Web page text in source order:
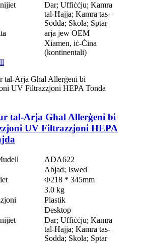
Dar; Uffiċċju; Kamra
tal-Ħajja; Kamra tas-
Sodda; Skola; Sptar
arja jew OEM
Xiamen, iċ-Ċina
(kontinentali)
tal-Arja Għal Allerġeni bi
UV Filtrazzjoni HEPA
ADA622
Abjad; Iswed
Φ218 * 345mm
3.0 kg
Plastik
Desktop
Dar; Uffiċċju; Kamra
tal-Ħajja; Kamra tas-
Sodda; Skola; Sptar